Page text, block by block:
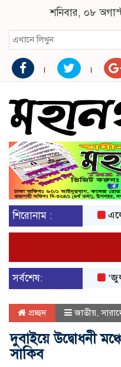
শনিবার, ০৮
শিরোনাম : এলো
সর্বশেষ:
‘জুলাই
প্রচ্ছদ জাতীয়,
দুবাইয়ে উদ্বোধনী
সাকিব